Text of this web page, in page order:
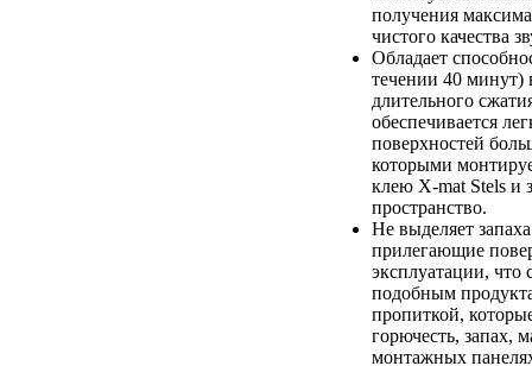
получения
чистого качества
Обладает
течении 40 минут)
длительного
обеспечивается
поверхностей
которыми
клею X-mat Stels и
пространство.
Не выделяет
прилегающие
эксплуатации, что
подобным
пропиткой,
горючесть, запах,
монтажных